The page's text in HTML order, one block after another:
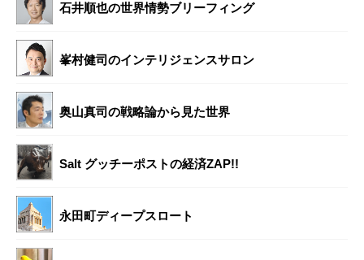
石井順也の世界情勢ブリーフィング
峯村健司のインテリジェンスサロン
奥山真司の戦略論から見た世界
Salt グッチーポストの経済ZAP!!
永田町ディープスロート